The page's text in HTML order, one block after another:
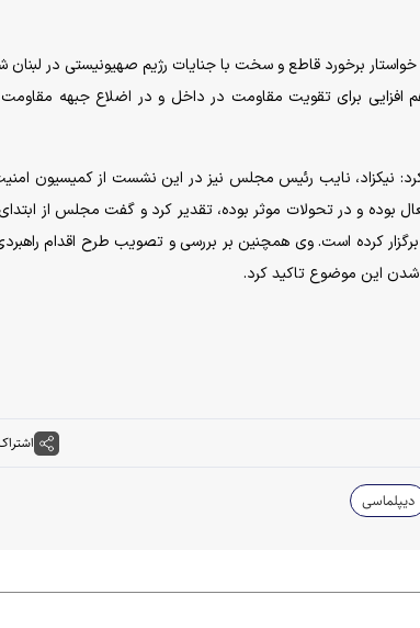
برخورد قاطع و سخت با جنایات رژیم صهیونیستی در لبنان
افزایی برای تقویت مقاومت در داخل و در اضلاع جبهه مقاومت
نایب رئیس مجلس نیز در این نشست از کمیسیون
بوده و در تحولات موثر بوده، تقدیر کرد و گفت مجلس از
برخط برگزار کرده است. وی همچنین بر بررسی و تصویب طرح اقدام
این موضوع تاکید کرد.
دیپلماسی